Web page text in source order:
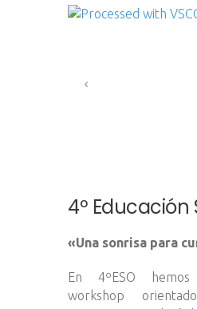
4º
«Una sonrisa para
En 4ºESO
workshop